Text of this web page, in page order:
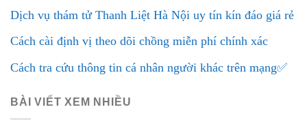
Dịch vụ thám tử Thanh Liệt Hà Nội uy tín kín đáo giá rẻ
Cách cài định vị theo dõi chồng miễn phí chính xác
Cách tra cứu thông tin cá nhân người khác trên mạng✅
BÀI VIẾT XEM NHIỀU